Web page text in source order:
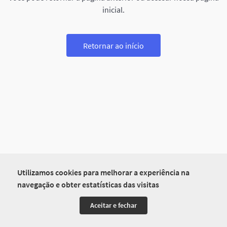
Utilizamos cookies para melhorar a experiência na
navegação e obter estatísticas das visitas
Aceitar e fechar
inicial.
Retornar ao início